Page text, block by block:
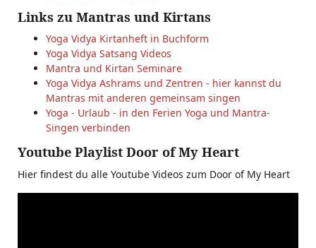
Links zu Mantras und Kirtans
Yoga Vidya Kirtanheft in Buchform
Yoga Vidya Satsang Videos
Mantra und Kirtan Seminare
Yoga Vidya Ashrams und Zentren - hier kannst du
Mantras mit anderen gemeinsam singen
Yoga - Urlaub - in den Ferien Yoga und Mantra-
Singen verbinden
Youtube Playlist Door of My Heart
Hier findest du alle Youtube Videos zum Door of My Heart